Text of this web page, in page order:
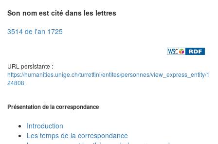
Son nom est cité dans les lettres
3514 de l'an 1725
URL persistante :
https://humanities.unige.ch/turrettini/entites/personnes/view_express_entity/1
24808
Présentation de la correspondance
Introduction
Les temps de la correspondance